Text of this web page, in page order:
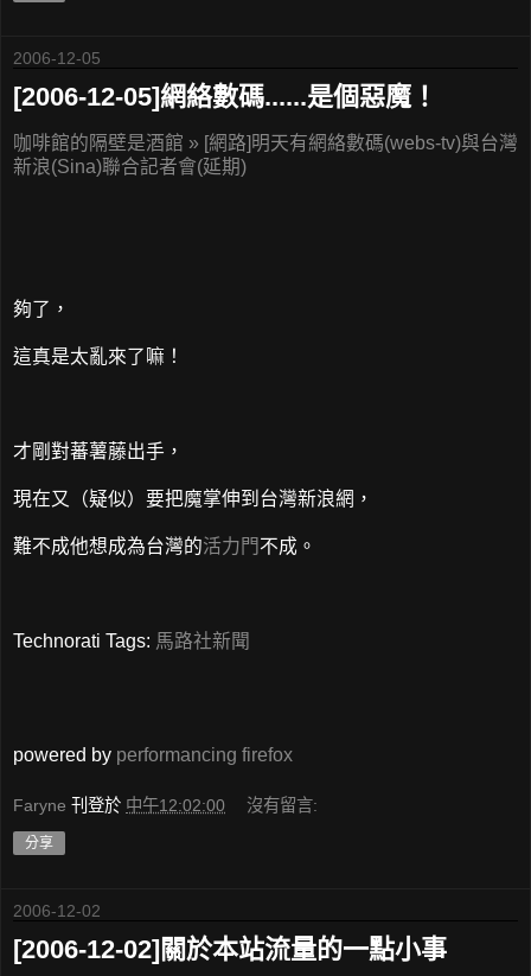
2006-12-05
[2006-12-05]網絡數碼......是個惡魔！
咖啡館的隔壁是酒館 » [網路]明天有網絡數碼(webs-tv)與台灣
新浪(Sina)聯合記者會(延期)
夠了，
這真是太亂來了嘛！
才剛對蕃薯藤出手，
現在又（疑似）要把魔掌伸到台灣新浪網，
難不成他想成為台灣的活力門不成。
Technorati Tags: 馬路社新聞
powered by performancing firefox
Faryne 刊登於 中午12:02:00 沒有留言:
分享
2006-12-02
[2006-12-02]關於本站流量的一點小事